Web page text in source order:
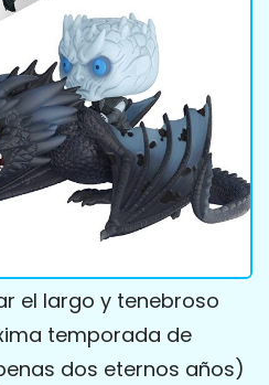
el largo y tenebroso
temporada de
dos eternos años)